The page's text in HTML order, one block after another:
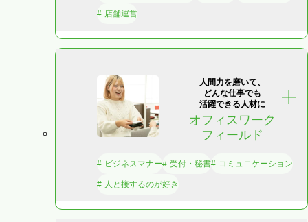
店舗運営
人間力を磨いて、
どんな仕事でも
活躍できる人材に
オフィスワーク
フィールド
ビジネスマナー 受付・秘書 コミュニケーション
人と接するのが好き